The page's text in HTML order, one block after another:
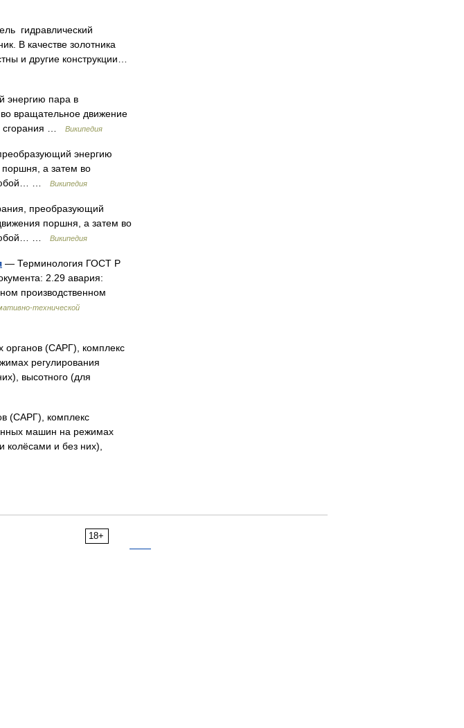
гидравлический
В качестве золотника
и другие конструкции…
энергию пара в
вращательное движение
сгорания …
Википедия
энергию
поршня, а затем во
…
Википедия
преобразующий
поршня, а затем во
…
Википедия
— Терминология ГОСТ Р
2.29 авария:
производственном
технической
органов (САРГ), комплекс
регулирования
высотного (для
(САРГ), комплекс
машин на режимах
и без них),
18+